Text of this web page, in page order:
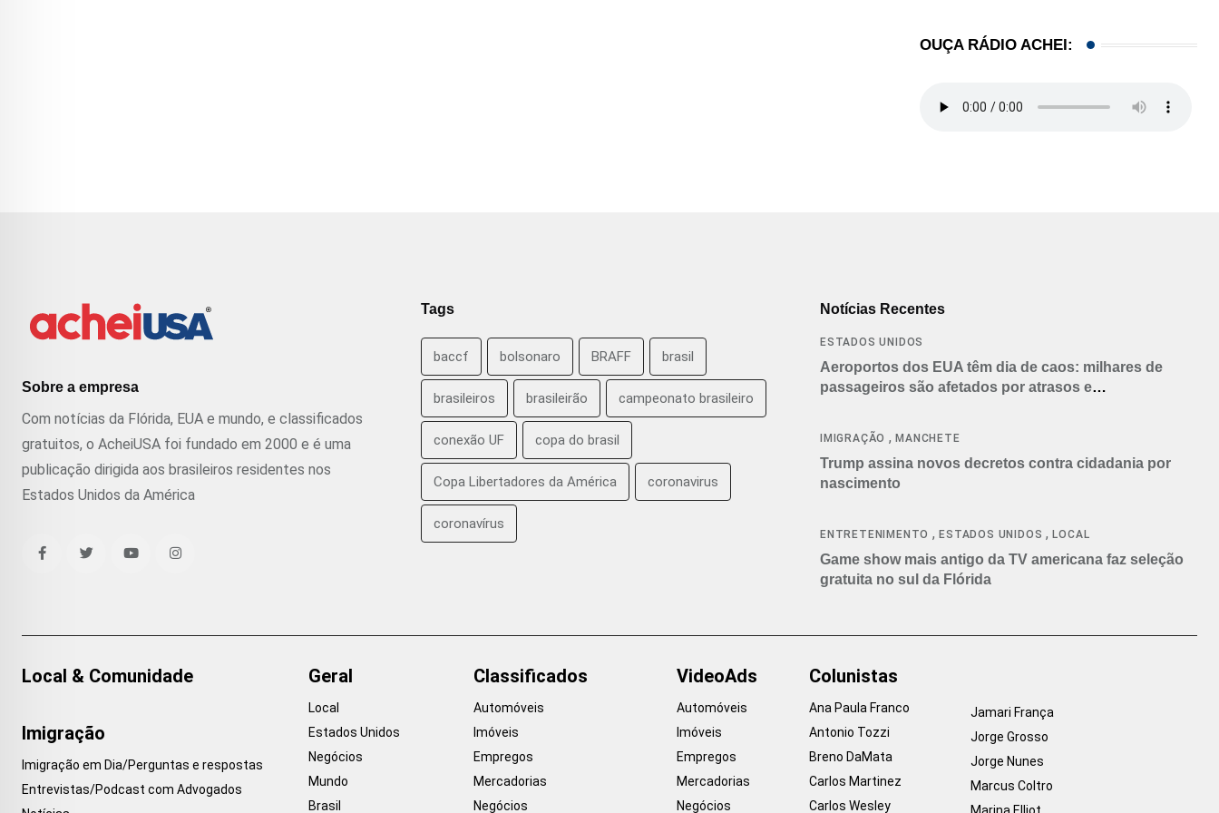
OUÇA RÁDIO ACHEI:
Sobre a empresa
Com notícias da Flórida, EUA e mundo, e classificados
gratuitos, o AcheiUSA foi fundado em 2000 e é uma
publicação dirigida aos brasileiros residentes nos
Estados Unidos da América
Tags
baccf bolsonaro BRAFF brasil
brasileiros brasileirão campeonato brasileiro
conexão UF copa do brasil
Copa Libertadores da América coronavirus
coronavírus
Notícias Recentes
ESTADOS UNIDOS
Aeroportos dos EUA têm dia de caos: milhares de
passageiros são afetados por atrasos e
IMIGRAÇÃO ,MANCHETE
Trump assina novos decretos contra cidadania por
nascimento
ENTRETENIMENTO ,ESTADOS UNIDOS ,LOCAL
Game show mais antigo da TV americana faz seleção
gratuita no sul da Flórida
Local & Comunidade
Imigração
Imigração em Dia/Perguntas e respostas
Entrevistas/Podcast com Advogados
Geral
Local
Estados Unidos
Negócios
Mundo
Brasil
Classificados
Automóveis
Imóveis
Empregos
Mercadorias
Negócios
VideoAds
Automóveis
Imóveis
Empregos
Mercadorias
Negócios
Colunistas
Ana Paula Franco
Antonio Tozzi
Breno DaMata
Carlos Martinez
Carlos Wesley
Jamari França
Jorge Grosso
Jorge Nunes
Marcus Coltro